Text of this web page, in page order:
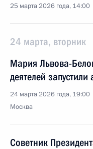
25 марта 2026 года, 14:00
24 марта, вторник
Мария Львова-
деятелей
24 марта 2026 года, 19:00
Москва
Советник